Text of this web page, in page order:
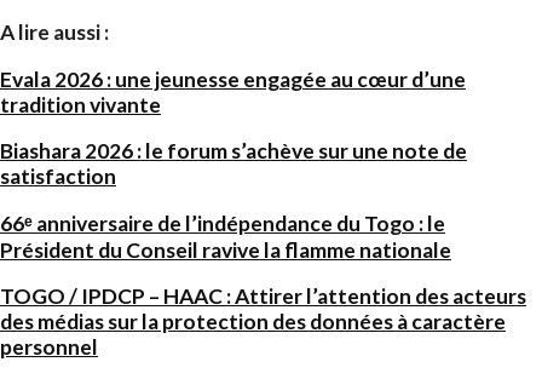
A lire aussi :
Evala 2026 : une jeunesse engagée au cœur d’une
tradition vivante
Biashara 2026 : le forum s’achève sur une note de
satisfaction
66ᵉ anniversaire de l’indépendance du Togo : le
Président du Conseil ravive la flamme nationale
TOGO / IPDCP – HAAC : Attirer l’attention des acteurs
des médias sur la protection des données à caractère
personnel